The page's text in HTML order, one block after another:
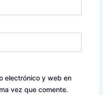
electrónico y web en
vez que comente.